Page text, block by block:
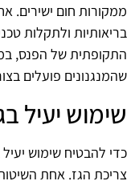
ממקורות חום ישירים.
בריאותיות ולתקלות
התקופתית של הפנס,
שהמנגנונים פועלים
שימוש יעיל
כדי להבטיח שימוש
צריכת הגז. אחת